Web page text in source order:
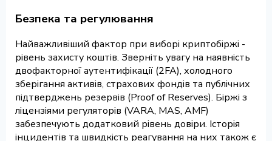
Безпека та регулювання
Найважливіший фактор при виборі криптобіржі -
рівень захисту коштів. Зверніть увагу на наявність
двофакторної аутентифікації (2FA), холодного
зберігання активів, страхових фондів та публічних
підтверджень резервів (Proof of Reserves). Біржі з
ліцензіями регуляторів (VARA, MAS, AMF)
забезпечують додатковий рівень довіри. Історія
інцидентів та швидкість реагування на них також є